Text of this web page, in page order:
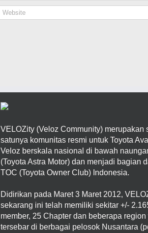
VELOZity (Veloz Community) merupakan
satunya komunitas resmi untuk Toyota
Veloz berskala nasional di bawah
(Toyota Astra Motor) dan menjadi bagian
TOC (Toyota Owner Club) Indonesia.
Didirikan pada Maret 3 Maret 2012,
sekarang ini telah memiliki sekitar +/-
member, 25 Chapter dan beberapa region
tersebar di berbagai pelosok Nusantara